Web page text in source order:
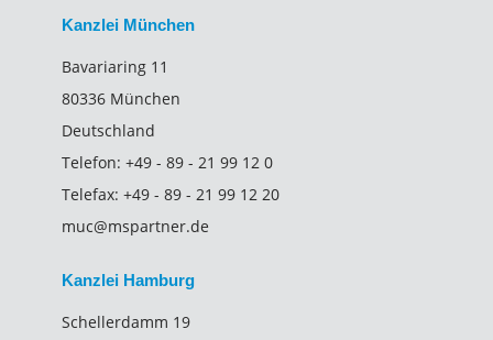
Kanzlei München
Bavariaring 11
80336 München
Deutschland
Telefon: +49 - 89 - 21 99 12 0
Telefax: +49 - 89 - 21 99 12 20
muc@mspartner.de
Kanzlei Hamburg
Schellerdamm 19